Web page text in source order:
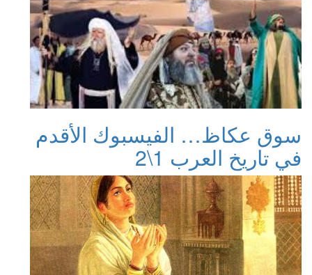
سوق عكاظ… الفيسبوك الأقدم
في تاريخ العرب 1\2